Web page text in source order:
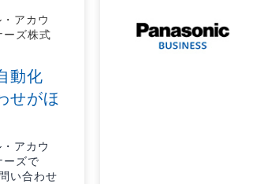
アカウ
ーズ株式
動化
せがほ
アカウ
ーズで
い合わせ